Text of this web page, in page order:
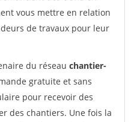
vous mettre en relation
de travaux pour leur
du réseau chantier-
gratuite et sans
pour recevoir des
des chantiers. Une fois la